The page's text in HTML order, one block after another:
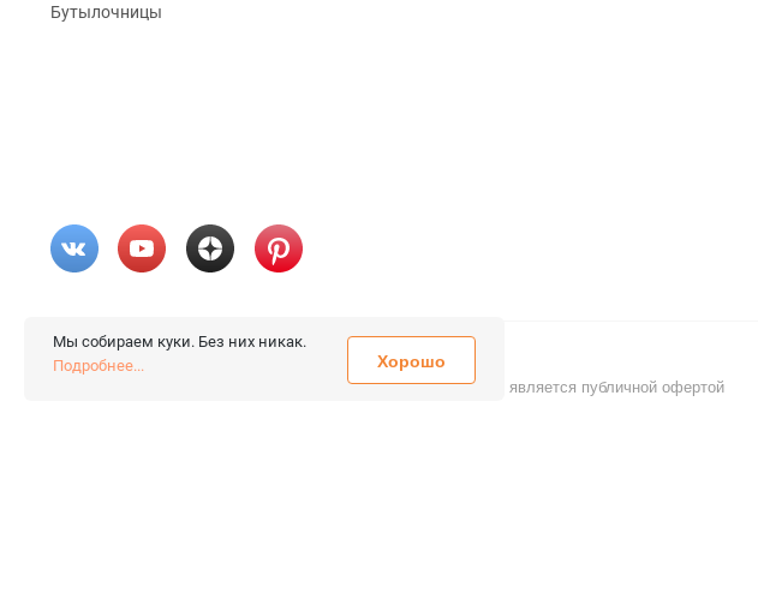
Бутылочницы
© 2026 «FieraShop.ru»
Все права защищены. Не является публичной офертой
Мы собираем куки. Без них никак.
Подробнее...
Хорошо